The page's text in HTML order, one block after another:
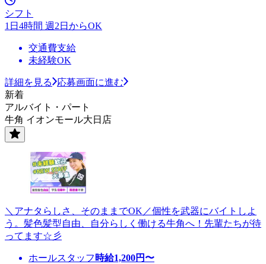
シフト
1日4時間 週2日からOK
交通費支給
未経験OK
詳細を見る
応募画面に進む
新着
アルバイト・パート
牛角 イオンモール大日店
＼アナタらしさ、そのままでOK／個性を武器にバイトしよ
う。髪色髪型自由、自分らしく働ける牛角へ！先輩たちが待
ってます☆彡
ホールスタッフ 時給1,200円〜